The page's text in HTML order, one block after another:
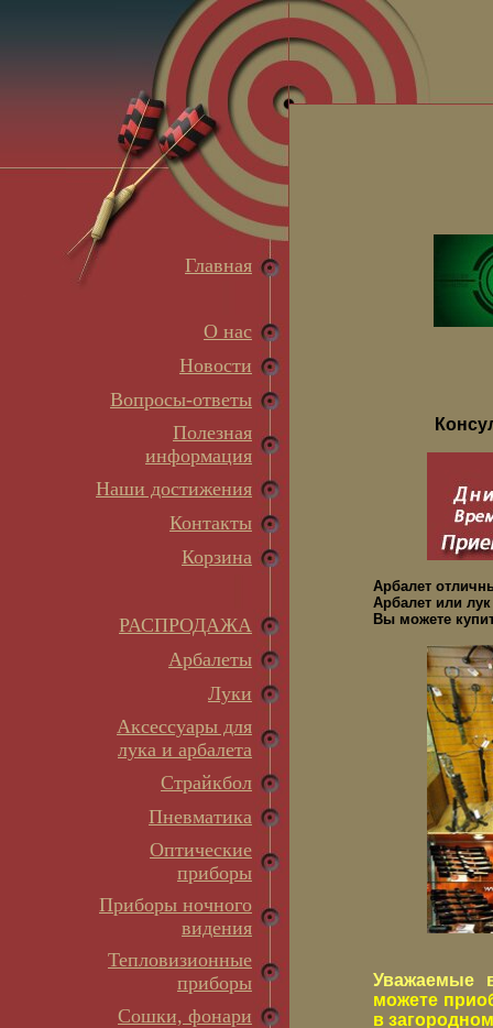
Главная
О нас
Новости
Вопросы-ответы
Полезная
информация
Наши достижения
Контакты
Корзина
РАСПРОДАЖА
Арбалеты
Луки
Аксессуары для
лука и арбалета
Страйкбол
Пневматика
Оптические
приборы
Приборы ночного
видения
Тепловизионные
приборы
Сошки, фонари
Арбалет
Арбалет или
Вы можете
Уважаемые
можете
в